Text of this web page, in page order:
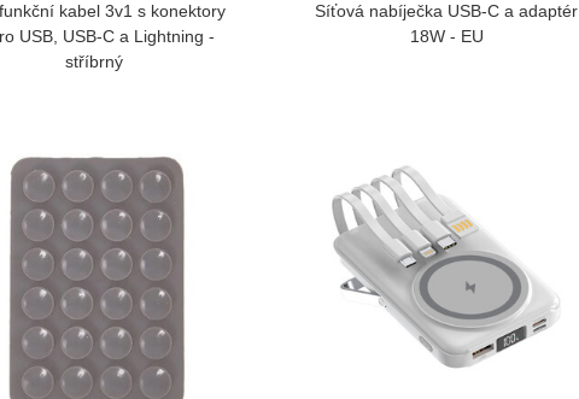
kabel 3v1 s konektory
USB, USB-C a Lightning -
stříbrný
Síťová nabíječka USB-C a adaptér
18W - EU